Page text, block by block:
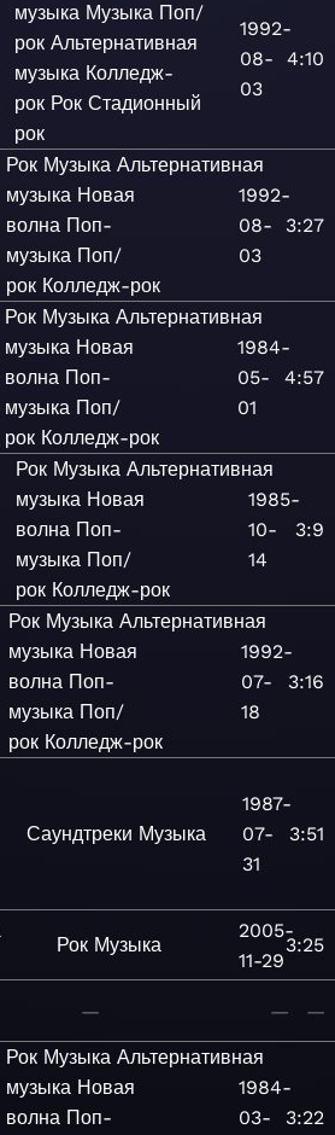
музыка Музыка Поп/
рок Альтернативная
музыка Колледж-
рок Рок Стадионный
рок
1992-
08-
03
4:10
Рок Музыка Альтернативная
музыка Новая
волна Поп-
музыка Поп/
рок Колледж-рок
1992-
08-
03
3:27
Рок Музыка Альтернативная
музыка Новая
волна Поп-
музыка Поп/
рок Колледж-рок
1984-
05-
01
4:57
Рок Музыка Альтернативная
музыка Новая
волна Поп-
музыка Поп/
рок Колледж-рок
1985-
10-
14
3:9
Рок Музыка Альтернативная
музыка Новая
волна Поп-
музыка Поп/
рок Колледж-рок
1992-
07-
18
3:16
Саундтреки Музыка
1987-
07-
31
3:51
Рок Музыка
2005-
11-29
3:25
— — —
Рок Музыка Альтернативная
музыка Новая
волна Поп-
1984-
03-
3:22